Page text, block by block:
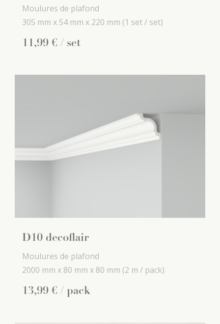
Moulures de plafond
305 mm x 54 mm x 220 mm (1 set / set)
11,99 € / set
D10 decoflair
Moulures de plafond
2000 mm x 80 mm x 80 mm (2 m / pack)
13,99 € / pack